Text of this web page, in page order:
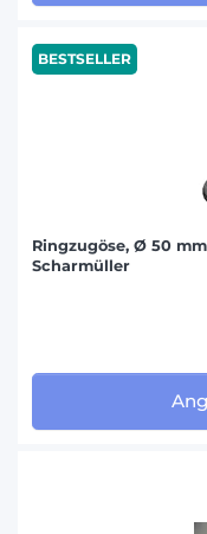
BESTSELLER
Ringzugöse, Ø 50
Scharmüller